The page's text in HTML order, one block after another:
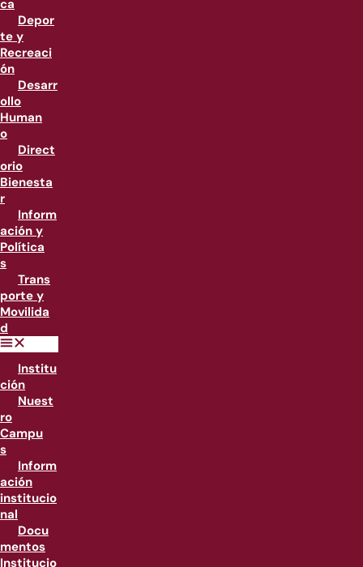
ca
Depor
te y
Recreaci
ón
Desarr
ollo
Human
o
Direct
orio
Bienesta
r
Inform
ación y
Política
s
Trans
porte y
Movilida
d
Institu
ción
Nuest
ro
Campu
s
Inform
ación
institucio
nal
Docu
mentos
Institucio